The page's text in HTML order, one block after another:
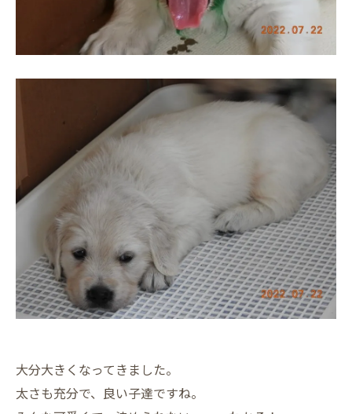
大分大きくなってきました。
太さも充分で、良い子達ですね。